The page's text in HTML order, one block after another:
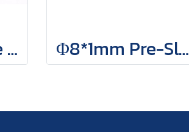
Φ8*1mm White PTFE/Red Silicone Septa, 100 pcs/pack(copy) Φ8*1mm Pre-Slited White PTFE/Red Silicone Septa, 100 pcs/pack